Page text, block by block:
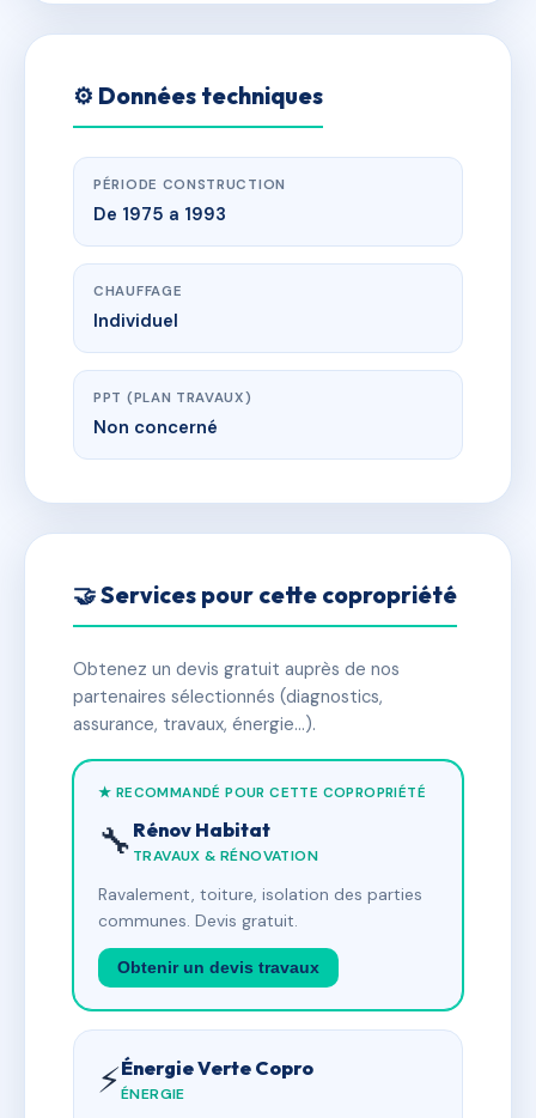
⚙️ Données techniques
PÉRIODE CONSTRUCTION
De 1975 a 1993
CHAUFFAGE
Individuel
PPT (PLAN TRAVAUX)
Non concerné
🤝 Services pour cette copropriété
Obtenez un devis gratuit auprès de nos
partenaires sélectionnés (diagnostics,
assurance, travaux, énergie…).
★ RECOMMANDÉ POUR CETTE COPROPRIÉTÉ
🔧 Rénov Habitat
TRAVAUX & RÉNOVATION
Ravalement, toiture, isolation des parties
communes. Devis gratuit.
Obtenir un devis travaux
⚡Énergie Verte Copro
ÉNERGIE